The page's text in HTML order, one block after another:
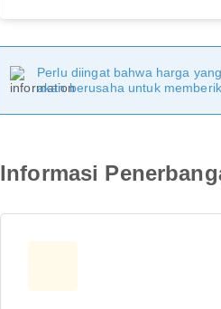
Perlu diingat bahwa harga
akan berusaha untuk
Informasi